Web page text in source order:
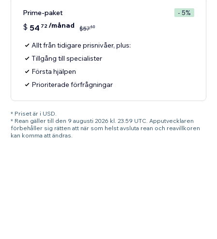
Prime-paket - 5%
$ 54 72/månad $5760
Allt från tidigare prisnivåer, plus:
Tillgång till specialister
Första hjälpen
Prioriterade förfrågningar
* Priset är i USD.
* Rean gäller till den 9 augusti 2026 kl. 23.59 UTC. Apputvecklaren
förbehåller sig rätten att när som helst avsluta rean och reavillkoren
kan komma att ändras.